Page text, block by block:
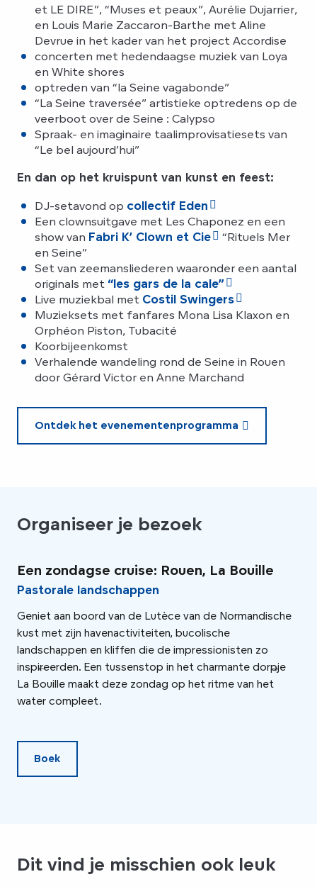
et LE DIRE”, “Muses et peaux”, Aurélie Dujarrier,
en Louis Marie Zaccaron-Barthe met Aline
Devrue in het kader van het project Accordise
concerten met hedendaagse muziek van Loya
en White shores
optreden van “la Seine vagabonde”
“La Seine traversée” artistieke optredens op de
veerboot over de Seine : Calypso
Spraak- en imaginaire taalimprovisatiesets van
“Le bel aujourd’hui”
En dan op het kruispunt van kunst en feest:
DJ-setavond op collectif Eden
Een clownsuitgave met Les Chaponez en een
show van Fabri K’ Clown et Cie
“Rituels Mer
en Seine”
Set van zeemansliederen waaronder een aantal
originals met “les gars de la cale”
Live muziekbal met Costil Swingers
Muzieksets met fanfares Mona Lisa Klaxon en
Orphéon Piston, Tubacité
Koorbijeenkomst
Verhalende wandeling rond de Seine in Rouen
door Gérard Victor en Anne Marchand
Ontdek het evenementenprogramma
Organiseer je bezoek
Een zondagse cruise: Rouen, La Bouille
Pastorale landschappen
Geniet aan boord van de Lutèce van de Normandische
kust met zijn havenactiviteiten, bucolische
landschappen en kliffen die de impressionisten zo
inspireerden. Een tussenstop in het charmante dorpje
La Bouille maakt deze zondag op het ritme van het
water compleet.
Boek
Dit vind je misschien ook leuk